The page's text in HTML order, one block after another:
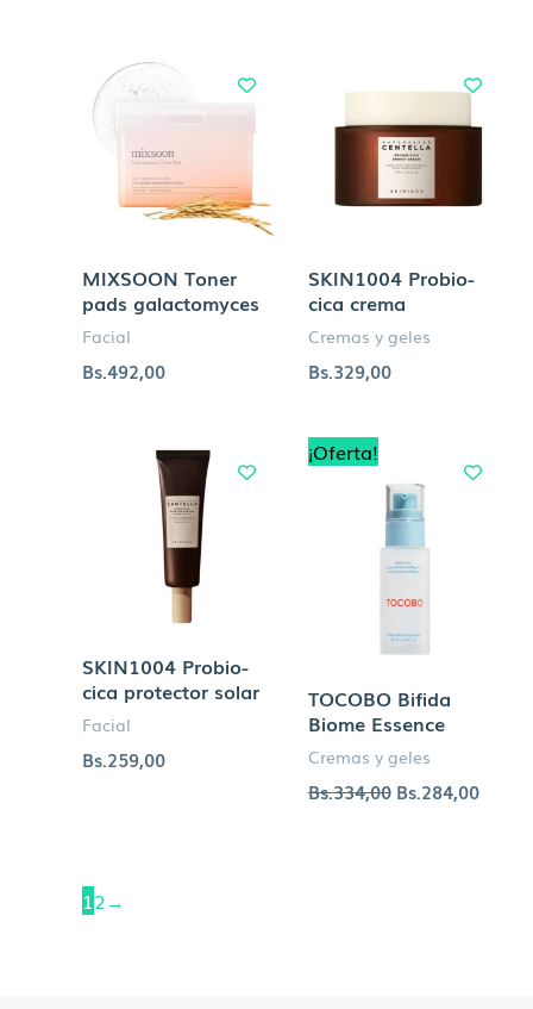
MIXSOON Toner
pads galactomyces
Facial
Bs.492,00
SKIN1004 Probio-
cica crema
Cremas y geles
Bs.329,00
SKIN1004 Probio-
cica protector solar
Facial
Bs.259,00
¡Oferta!
TOCOBO Bifida
Biome Essence
Cremas y geles
Bs.334,00
original
era:
Bs.284,00
precio
12→